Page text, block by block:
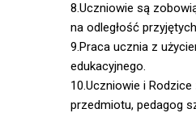
8.Uczniowie są
na odległość
9.Praca ucznia z
edukacyjnego.
10.Uczniowie i
przedmiotu, pedagog